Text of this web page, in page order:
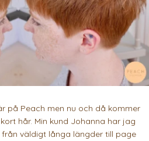
på Peach men nu och då kommer
hår. Min kund Johanna har jag
väldigt långa längder till page